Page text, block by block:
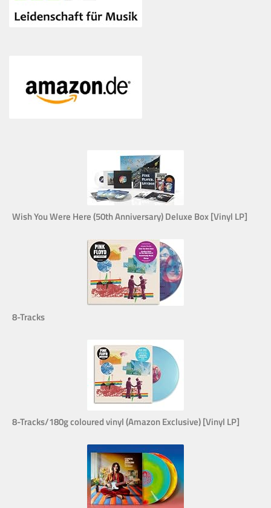
Wish You Were Here (50th Anniversary) Deluxe Box [Vinyl LP]
8-Tracks
8-Tracks/180g coloured vinyl (Amazon Exclusive) [Vinyl LP]